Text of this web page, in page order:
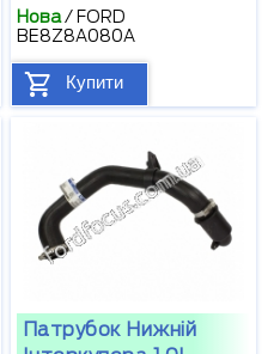
Нова/ FORD
BE8Z8A080A
Купити
Патрубок Нижній